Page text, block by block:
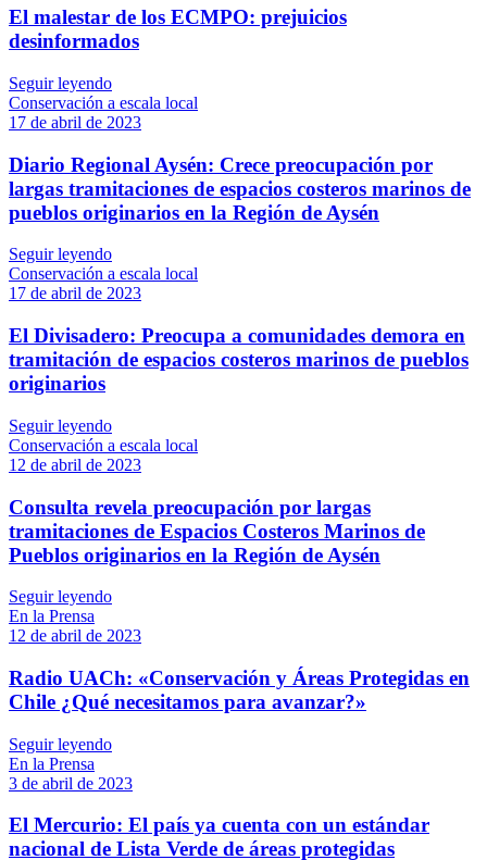
El malestar de los ECMPO: prejuicios
desinformados
Seguir leyendo
Conservación a escala local
17 de abril de 2023
Diario Regional Aysén: Crece preocupación por
largas tramitaciones de espacios costeros marinos de
pueblos originarios en la Región de Aysén
Seguir leyendo
Conservación a escala local
17 de abril de 2023
El Divisadero: Preocupa a comunidades demora en
tramitación de espacios costeros marinos de pueblos
originarios
Seguir leyendo
Conservación a escala local
12 de abril de 2023
Consulta revela preocupación por largas
tramitaciones de Espacios Costeros Marinos de
Pueblos originarios en la Región de Aysén
Seguir leyendo
En la Prensa
12 de abril de 2023
Radio UACh: «Conservación y Áreas Protegidas en
Chile ¿Qué necesitamos para avanzar?»
Seguir leyendo
En la Prensa
3 de abril de 2023
El Mercurio: El país ya cuenta con un estándar
nacional de Lista Verde de áreas protegidas